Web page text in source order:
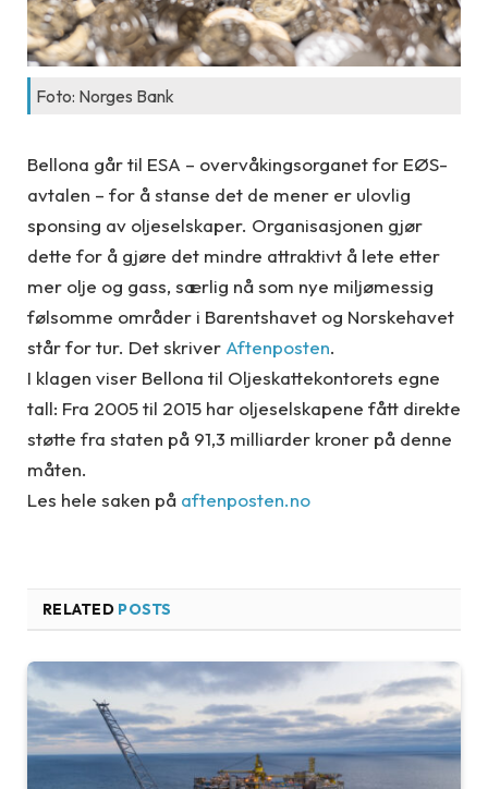
Foto: Norges Bank
Bellona går til ESA – overvåkingsorganet for EØS-
avtalen – for å stanse det de mener er ulovlig
sponsing av oljeselskaper. Organisasjonen gjør
dette for å gjøre det mindre attraktivt å lete etter
mer olje og gass, særlig nå som nye miljømessig
følsomme områder i Barentshavet og Norskehavet
står for tur. Det skriver Aftenposten.
I klagen viser Bellona til Oljeskattekontorets egne
tall: Fra 2005 til 2015 har oljeselskapene fått direkte
støtte fra staten på 91,3 milliarder kroner på denne
måten.
Les hele saken på aftenposten.no
RELATED POSTS